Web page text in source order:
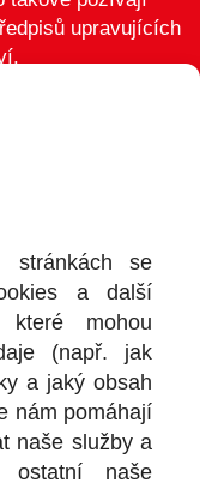
stránkách se
a další
které mohou
(např. jak
a jaký obsah
nám pomáhají
naše služby a
naše
upravujících